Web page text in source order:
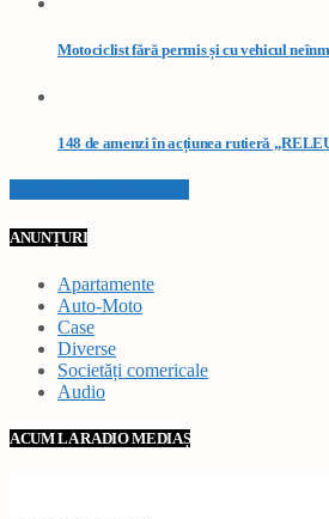
Motociclist fără permis și cu vehicul
148 de amenzi în acțiunea rutieră
ANUNȚURI
Apartamente
Auto-Moto
Case
Diverse
Societăți comericale
Audio
ACUM LA RADIO MEDIAȘ